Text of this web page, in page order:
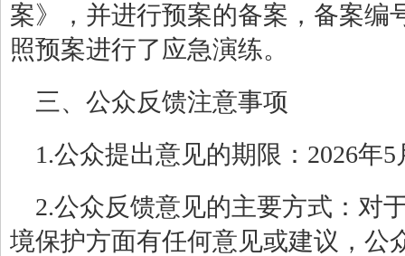
案》， 并进行预案的备案， 备案编
照预案进行了应急演练。
三、公众反馈注意事项
1.公众提出意见的期限： 2026年5
2.公众反馈意见的主要方式：对
境保护方面有任何意见或建议，公